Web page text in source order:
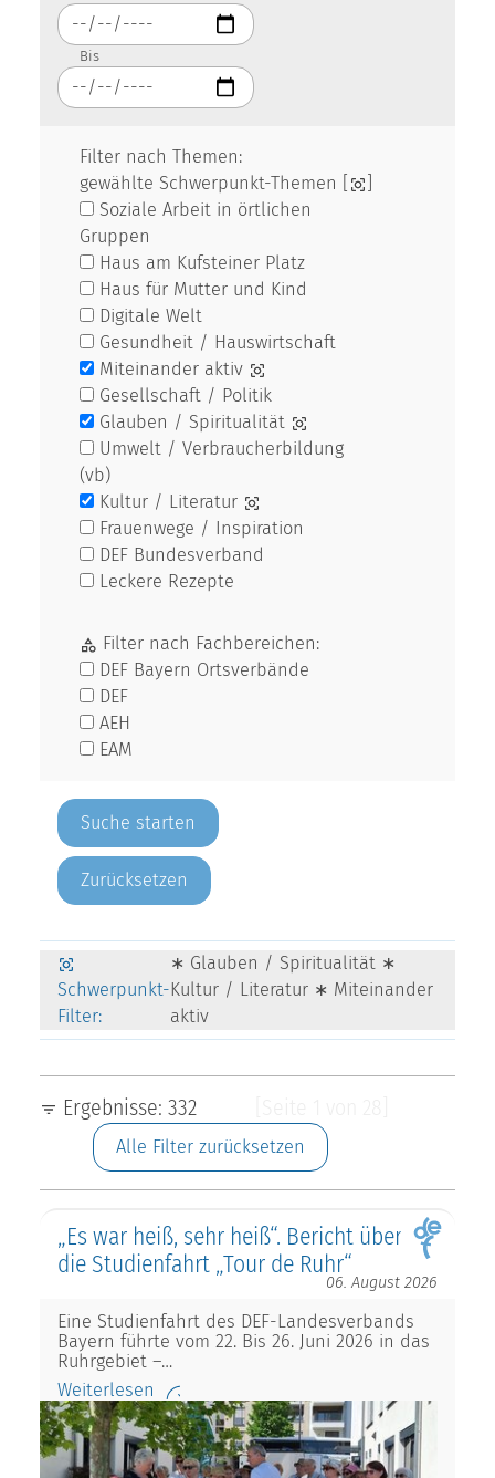
Bis
Filter nach Themen:
gewählte Schwerpunkt-Themen [
Soziale Arbeit in örtlichen
Gruppen
Haus am Kufsteiner Platz
Haus für Mutter und Kind
Digitale Welt
Gesundheit / Hauswirtschaft
Miteinander aktiv
Gesellschaft / Politik
Glauben / Spiritualität
Umwelt / Verbraucherbildung
(vb)
Kultur / Literatur
Frauenwege / Inspiration
DEF Bundesverband
Leckere Rezepte
Filter nach Fachbereichen:
DEF Bayern Ortsverbände
DEF
AEH
EAM
Zurücksetzen
Schwerpunkt-
Filter:
∗ Glauben / Spiritualität ∗
Kultur / Literatur ∗ Miteinander
aktiv
Ergebnisse: 332
Alle Filter zurücksetzen
„Es war heiß, sehr heiß“. Bericht über
die Studienfahrt „Tour de Ruhr“
06. August 2026
Eine Studienfahrt des DEF-Landesverbands
Bayern führte vom 22. Bis 26. Juni 2026 in das
Ruhrgebiet –…
Weiterlesen